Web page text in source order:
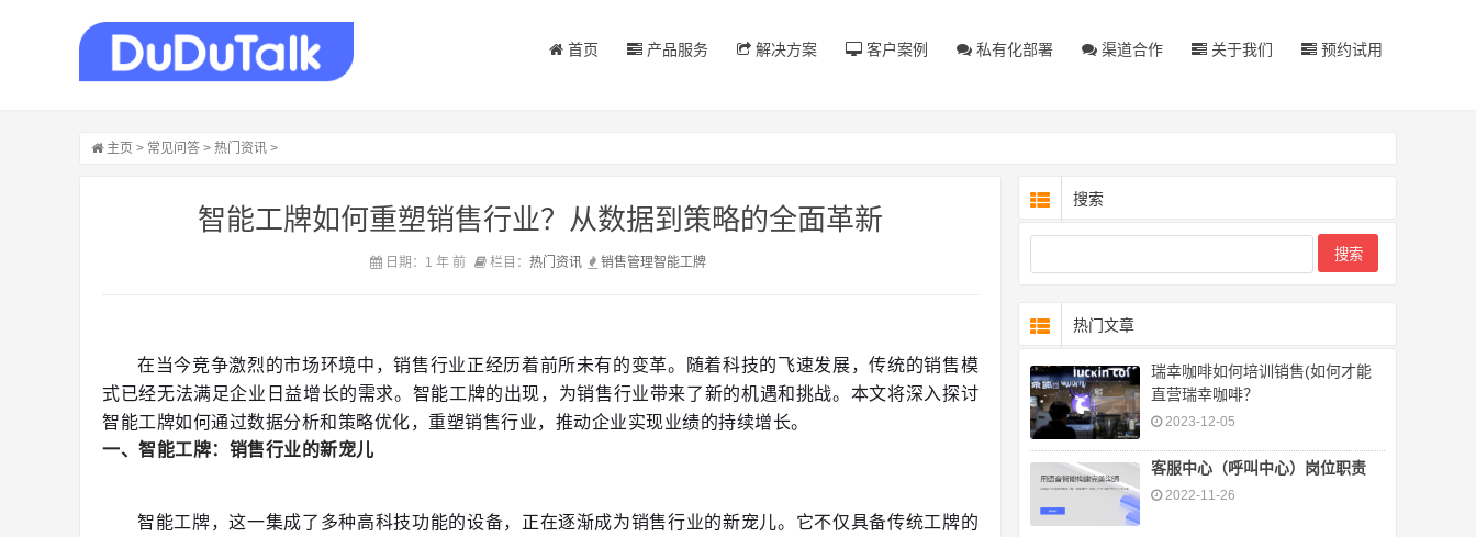
首页 产品服务 解决方案 客户案例 私有化部署 渠道合作 关于我们 预约试用
主页 > 常见问答 > 热门资讯 >
智能工牌如何重塑销售行业？从数据到策略的全面革新
日期：1 年 前 栏目： 热门资讯 销售管理智能工牌
	在当今竞争激烈的市场环境中，销售行业正经历着前所未有的变革。随着科技的飞速发展，传统的销售模
式已经无法满足企业日益增长的需求。智能工牌的出现，为销售行业带来了新的机遇和挑战。本文将深入探讨
智能工牌如何通过数据分析和策略优化，重塑销售行业，推动企业实现业绩的持续增长。
一、智能工牌：销售行业的新宠儿
	智能工牌，这一集成了多种高科技功能的设备，正在逐渐成为销售行业的新宠儿。它不仅具备传统工牌的
搜索
热门文章
瑞幸咖啡如何培训销售(如何才能
直营瑞幸咖啡？
2023-12-05
客服中心（呼叫中心）岗位职责
2022-11-26